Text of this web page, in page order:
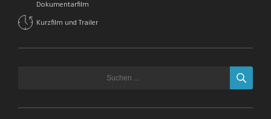
Dokumentarfilm
Kurzfilm und Trailer